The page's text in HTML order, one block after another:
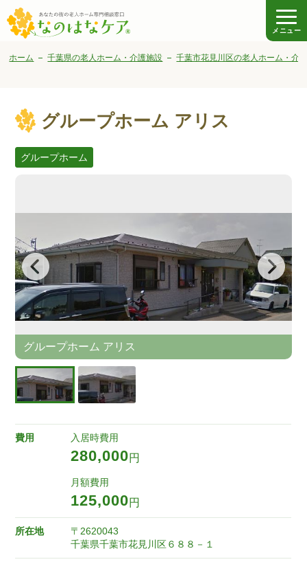
メニュー
ホーム 千葉県の老人ホーム・介護施設 千葉市花見川区の老人ホーム・介
グループホーム アリス
グループホーム
グループホーム アリス
費用 入居時費用
280,000円
月額費用
125,000円
所在地
〒2620043
千葉県千葉市花見川区６８８－１